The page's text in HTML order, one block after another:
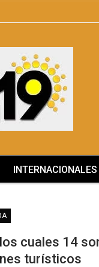
INTERNACIONALES
cuales 14
turísticos